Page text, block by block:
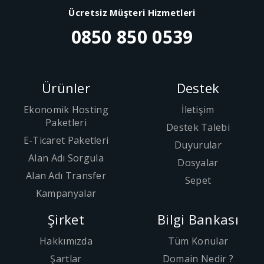
Ücretsiz Müşteri Hizmetleri
0850 850 0539
Ürünler
Ekonomik Hosting
Paketleri
E-Ticaret Paketleri
Alan Adı Sorgula
Alan Adı Transfer
Kampanyalar
Destek
İletişim
Destek Talebi
Duyurular
Dosyalar
Sepet
Şirket
Hakkımızda
Şartlar
Bilgi Bankası
Tüm Konular
Domain Nedir ?